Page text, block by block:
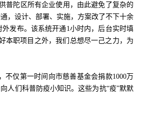
普陀区所有企业使用，由此避免了复杂的
，设计、部署、实施，方案改了不下十余
发布。该系统开通1小时内，后台实时填
本职项目之外，我们总想尽一己之力，为
仅第一时间向市慈善基金会捐款1000万
人们科普防疫小知识。这些为抗“疫”默默